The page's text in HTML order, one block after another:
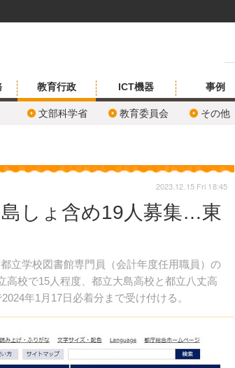
教育行政
文部科学省 教育委員会 その他
ICT機器 事例
しょ含め19人募集…東
立学校図書館専門員（会計年度任用職員）の
校で15人程度、都立大島高校と都立八丈高
年1月17日必着分まで受け付ける。
2023.12.15 Fri 18:45